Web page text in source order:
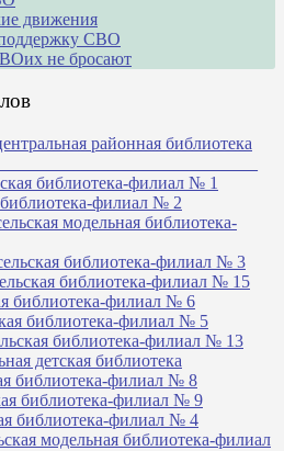
движения
СВО
не бросают
районная библиотека
библиотека-филиал № 1
библиотека-филиал № 2
модельная библиотека-
библиотека-филиал № 3
библиотека-филиал № 15
библиотека-филиал № 6
библиотека-филиал № 5
библиотека-филиал № 13
детская библиотека
библиотека-филиал № 8
библиотека-филиал № 9
библиотека-филиал № 4
модельная библиотека-филиал